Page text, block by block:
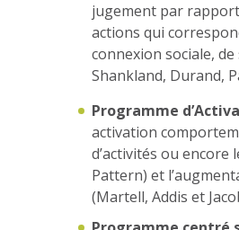
jugement par rapport
actions qui
connexion sociale,
Shankland, Durand,
Programme
activation
d’activités ou encore
Pattern) et
(Martell, Addis et